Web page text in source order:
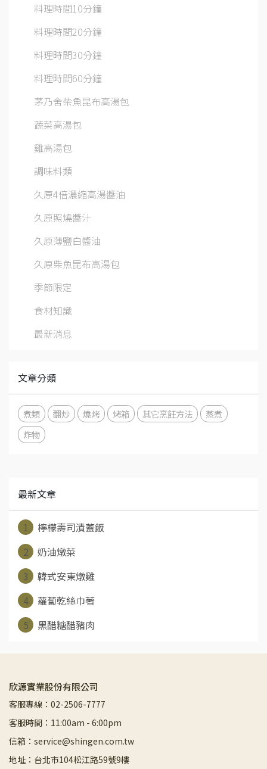
料理時間10分鐘
料理時間20分鐘
料理時間30分鐘
料理時間60分鐘
茅乃舍柴魚昆布高湯包
蔬菜高湯包
雞高湯包
調味料類
久原4倍濃縮高湯醬油
久原照燒醬汁
久原薄鹽白醬油
久原柴魚昆布高湯包
季節限定
食材知識
最新消息
文章分類
煮類 翻炒 燒烤 烤箱 其它烹飪方法
蒸煮
炸物
最新文章
1
檸檬壽司漬蓋飯
2
奶油燉菜
3
韓式安東燉雞
4
蘿蔔乾絲巾著
5
黑醋糖醋豬肉
欣源實業股份有限公司
客服專線：02-2506-7777
客服時間：11:00am - 6:00pm
信箱：service@shingen.com.tw
地址：台北市104松江路59號9樓